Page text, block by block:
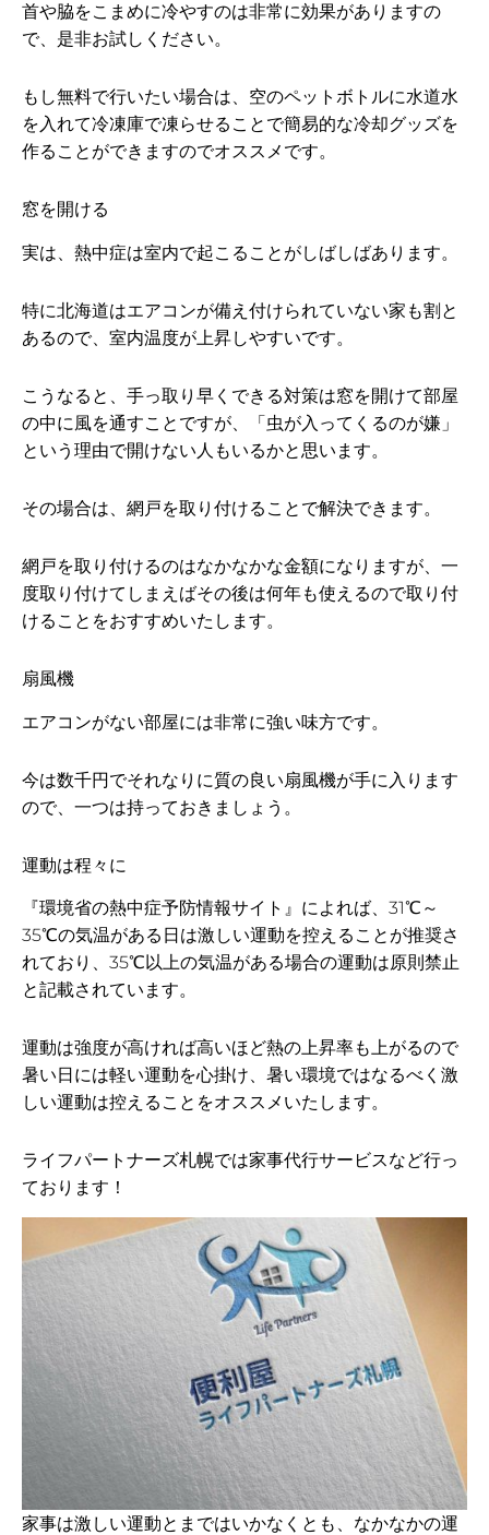
首や脇をこまめに冷やすのは非常に効果がありますの
で、是非お試しください。
もし無料で行いたい場合は、空のペットボトルに水道水
を入れて冷凍庫で凍らせることで簡易的な冷却グッズを
作ることができますのでオススメです。
窓を開ける
実は、熱中症は室内で起こることがしばしばあります。
特に北海道はエアコンが備え付けられていない家も割と
あるので、室内温度が上昇しやすいです。
こうなると、手っ取り早くできる対策は窓を開けて部屋
の中に風を通すことですが、「虫が入ってくるのが嫌」
という理由で開けない人もいるかと思います。
その場合は、網戸を取り付けることで解決できます。
網戸を取り付けるのはなかなかな金額になりますが、一
度取り付けてしまえばその後は何年も使えるので取り付
けることをおすすめいたします。
扇風機
エアコンがない部屋には非常に強い味方です。
今は数千円でそれなりに質の良い扇風機が手に入ります
ので、一つは持っておきましょう。
運動は程々に
『環境省の熱中症予防情報サイト』によれば、31℃～
35℃の気温がある日は激しい運動を控えることが推奨さ
れており、35℃以上の気温がある場合の運動は原則禁止
と記載されています。
運動は強度が高ければ高いほど熱の上昇率も上がるので
暑い日には軽い運動を心掛け、暑い環境ではなるべく激
しい運動は控えることをオススメいたします。
ライフパートナーズ札幌では家事代行サービスなど行っ
ております！
家事は激しい運動とまではいかなくとも、なかなかの運